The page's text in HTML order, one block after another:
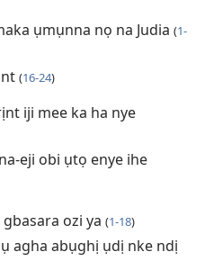
ụmụnna nọ na Judia (1-
(16-24)
iji mee ka ha nye
eji obi ụtọ enye ihe
ozi ya (1-18)
agha abụghị ụdị nke ndị